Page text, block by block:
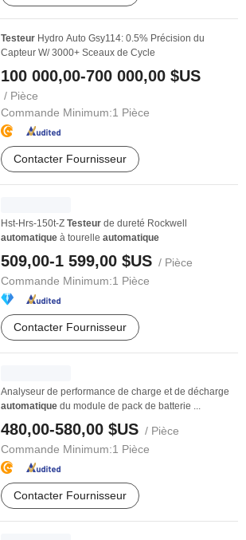
Testeur Hydro Auto Gsy114: 0.5% Précision du
Capteur W/ 3000+ Sceaux de Cycle
100 000,00-700 000,00 $US
/ Pièce
Commande Minimum:1 Pièce
Contacter Fournisseur
Hst-Hrs-150t-Z Testeur de dureté Rockwell
automatique à tourelle automatique
509,00-1 599,00 $US / Pièce
Commande Minimum:1 Pièce
Contacter Fournisseur
Analyseur de performance de charge et de décharge
automatique du module de pack de batterie ...
480,00-580,00 $US / Pièce
Commande Minimum:1 Pièce
Contacter Fournisseur